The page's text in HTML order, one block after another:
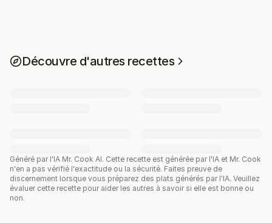
Découvre d'autres recettes
Généré par l'IA Mr. Cook AI. Cette recette est générée par l'IA et Mr. Cook
n'en a pas vérifié l'exactitude ou la sécurité. Faites preuve de
discernement lorsque vous préparez des plats générés par l'IA. Veuillez
évaluer cette recette pour aider les autres à savoir si elle est bonne ou
non.